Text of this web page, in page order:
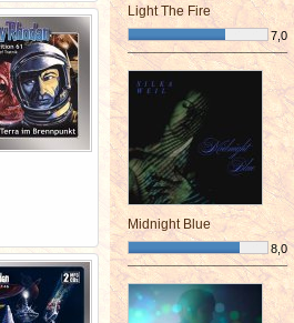
Light The Fire
7,0
¯¯¯¯¯¯¯¯¯¯¯¯¯¯¯¯¯¯¯¯¯¯¯¯
Midnight Blue
8,0
¯¯¯¯¯¯¯¯¯¯¯¯¯¯¯¯¯¯¯¯¯¯¯¯